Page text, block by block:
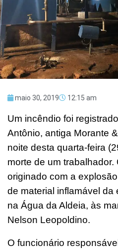
maio 30, 2019 12:15 am
Um incêndio foi
Antônio, antiga Morante
noite desta quarta-feira
morte de um trabalhador.
originado com a
de material inflamável da
na Água da Aldeia, às
Nelson Leopoldino.
O funcionário